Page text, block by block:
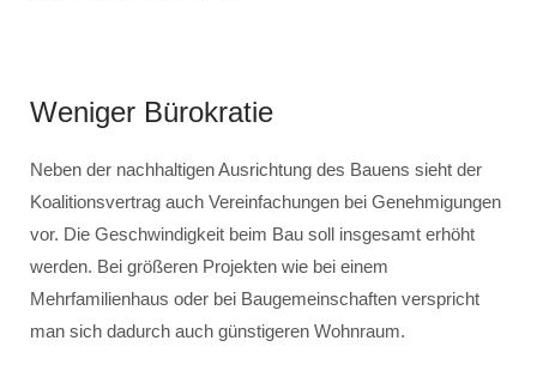
Weniger Bürokratie
Neben der nachhaltigen Ausrichtung des Bauens sieht der
Koalitionsvertrag auch Vereinfachungen bei Genehmigungen
vor. Die Geschwindigkeit beim Bau soll insgesamt erhöht
werden. Bei größeren Projekten wie bei einem
Mehrfamilienhaus oder bei Baugemeinschaften verspricht
man sich dadurch auch günstigeren Wohnraum.